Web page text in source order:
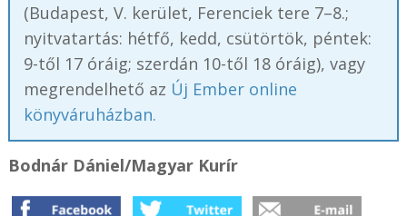
(Budapest, V. kerület, Ferenciek tere 7–8.;
nyitvatartás: hétfő, kedd, csütörtök, péntek:
9-től 17 óráig; szerdán 10-től 18 óráig), vagy
megrendelhető az Új Ember online
könyváruházban.
Bodnár Dániel/Magyar Kurír